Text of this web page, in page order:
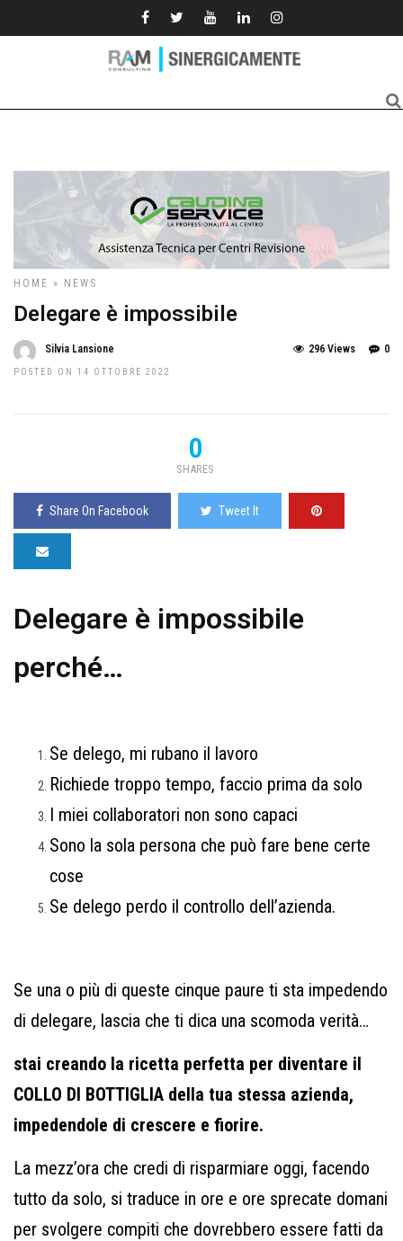
HOME » NEWS
Delegare è impossibile
Silvia Lansione
POSTED ON 14 OTTOBRE 2022
0
296 Views
0
SHARES
Share On Facebook Tweet It
Delegare è impossibile
perché…
Se delego, mi rubano il lavoro
Richiede troppo tempo, faccio prima da solo
I miei collaboratori non sono capaci
Sono la sola persona che può fare bene certe
cose
Se delego perdo il controllo dell’azienda.
Se una o più di queste cinque paure ti sta impedendo
di delegare, lascia che ti dica una scomoda verità…
stai creando la ricetta perfetta per diventare il
COLLO DI BOTTIGLIA della tua stessa azienda,
impedendole di crescere e fiorire.
La mezz’ora che credi di risparmiare oggi, facendo
tutto da solo, si traduce in ore e ore sprecate domani
per svolgere compiti che dovrebbero essere fatti da